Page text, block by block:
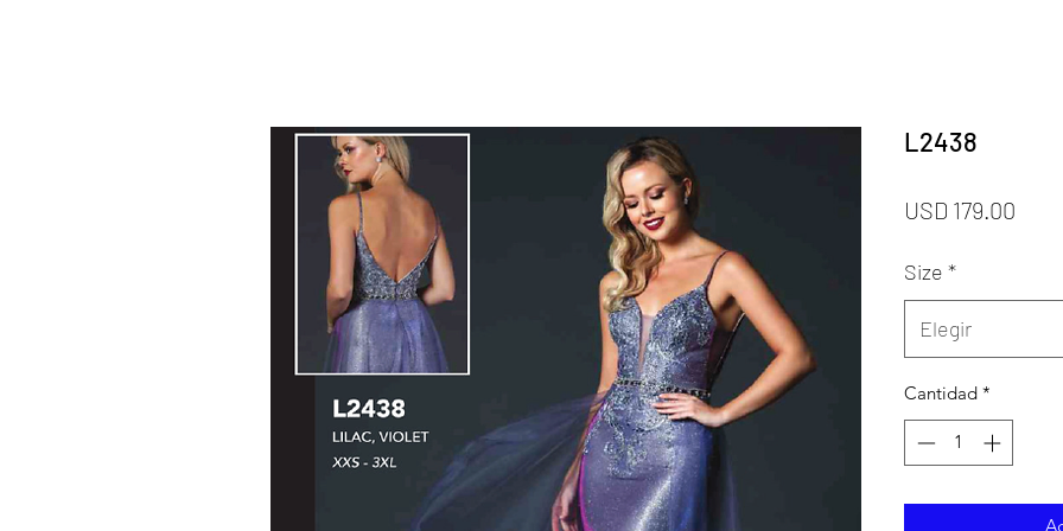
L2438
USD 179.00
Size *
Elegir
Cantidad *